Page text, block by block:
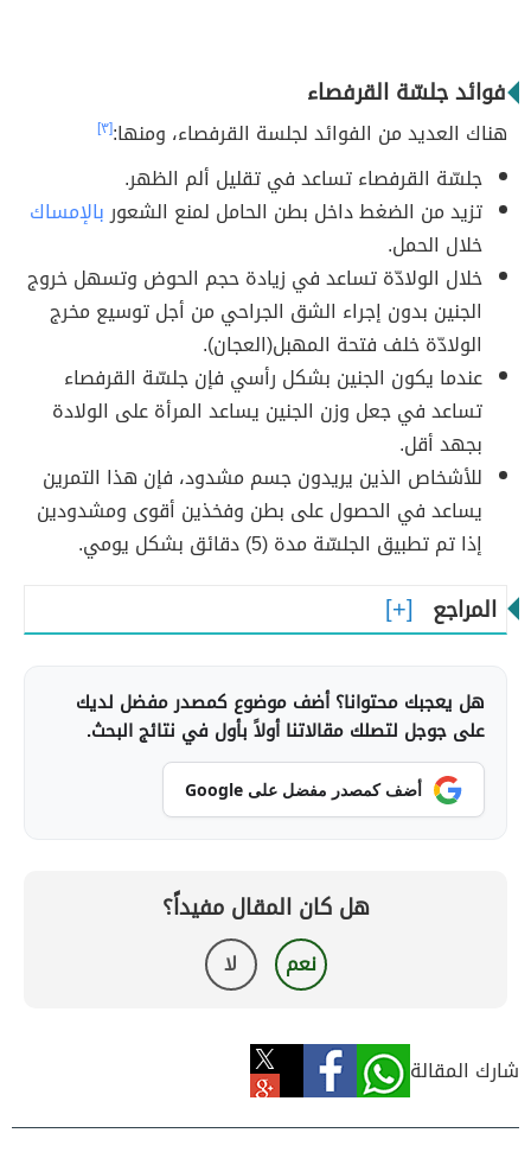
فوائد جلسّة القرفصاء
هناك العديد من الفوائد لجلسة القرفصاء، ومنها:[٣]
جلسّة القرفصاء تساعد في تقليل ألم الظهر.
تزيد من الضغط داخل بطن الحامل لمنع الشعوربالإمساك
خلال الحمل.
خلال الولادّة تساعد في زيادة حجم الحوض وتسهل خروج
الجنين بدون إجراء الشق الجراحي من أجل توسيع مخرج
الولادّة خلف فتحة المهبل(العجان).
عندما يكون الجنين بشكل رأسي فإن جلسّة القرفصاء
تساعد في جعل وزن الجنين يساعد المرأة على الولادة
بجهد أقل.
للأشخاص الذين يريدون جسم مشدود، فإن هذا التمرين
يساعد في الحصول على بطن وفخذين أقوى ومشدودين
إذا تم تطبيق الجلسّة مدة (5) دقائق بشكل يومي.
المراجع
هل يعجبك محتوانا؟ أضف موضوع كمصدر مفضل لديك
على جوجل لتصلك مقالاتنا أولاً بأول في نتائج البحث.
أضف كمصدر مفضل على Google
هل كان المقال مفيداً؟
نعم لا
شارك المقالة